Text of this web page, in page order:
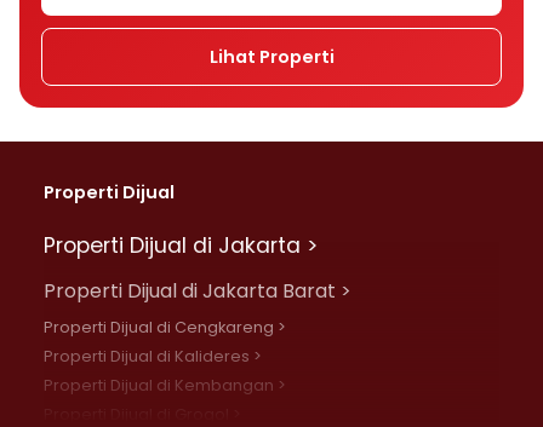
Lihat Properti
Properti Dijual
Properti Dijual di Jakarta >
Properti Dijual di Jakarta Barat >
Properti Dijual di Cengkareng >
Properti Dijual di Kalideres >
Properti Dijual di Kembangan >